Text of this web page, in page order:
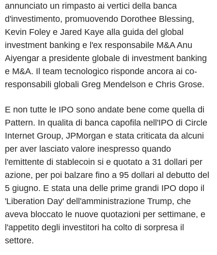
annunciato un rimpasto ai vertici della banca
d'investimento, promuovendo Dorothee Blessing,
Kevin Foley e Jared Kaye alla guida del global
investment banking e l'ex responsabile M&A Anu
Aiyengar a presidente globale di investment banking
e M&A. Il team tecnologico risponde ancora ai co-
responsabili globali Greg Mendelson e Chris Grose.
E non tutte le IPO sono andate bene come quella di
Pattern. In qualita di banca capofila nell'IPO di Circle
Internet Group, JPMorgan e stata criticata da alcuni
per aver lasciato valore inespresso quando
l'emittente di stablecoin si e quotato a 31 dollari per
azione, per poi balzare fino a 95 dollari al debutto del
5 giugno. E stata una delle prime grandi IPO dopo il
'Liberation Day' dell'amministrazione Trump, che
aveva bloccato le nuove quotazioni per settimane, e
l'appetito degli investitori ha colto di sorpresa il
settore.